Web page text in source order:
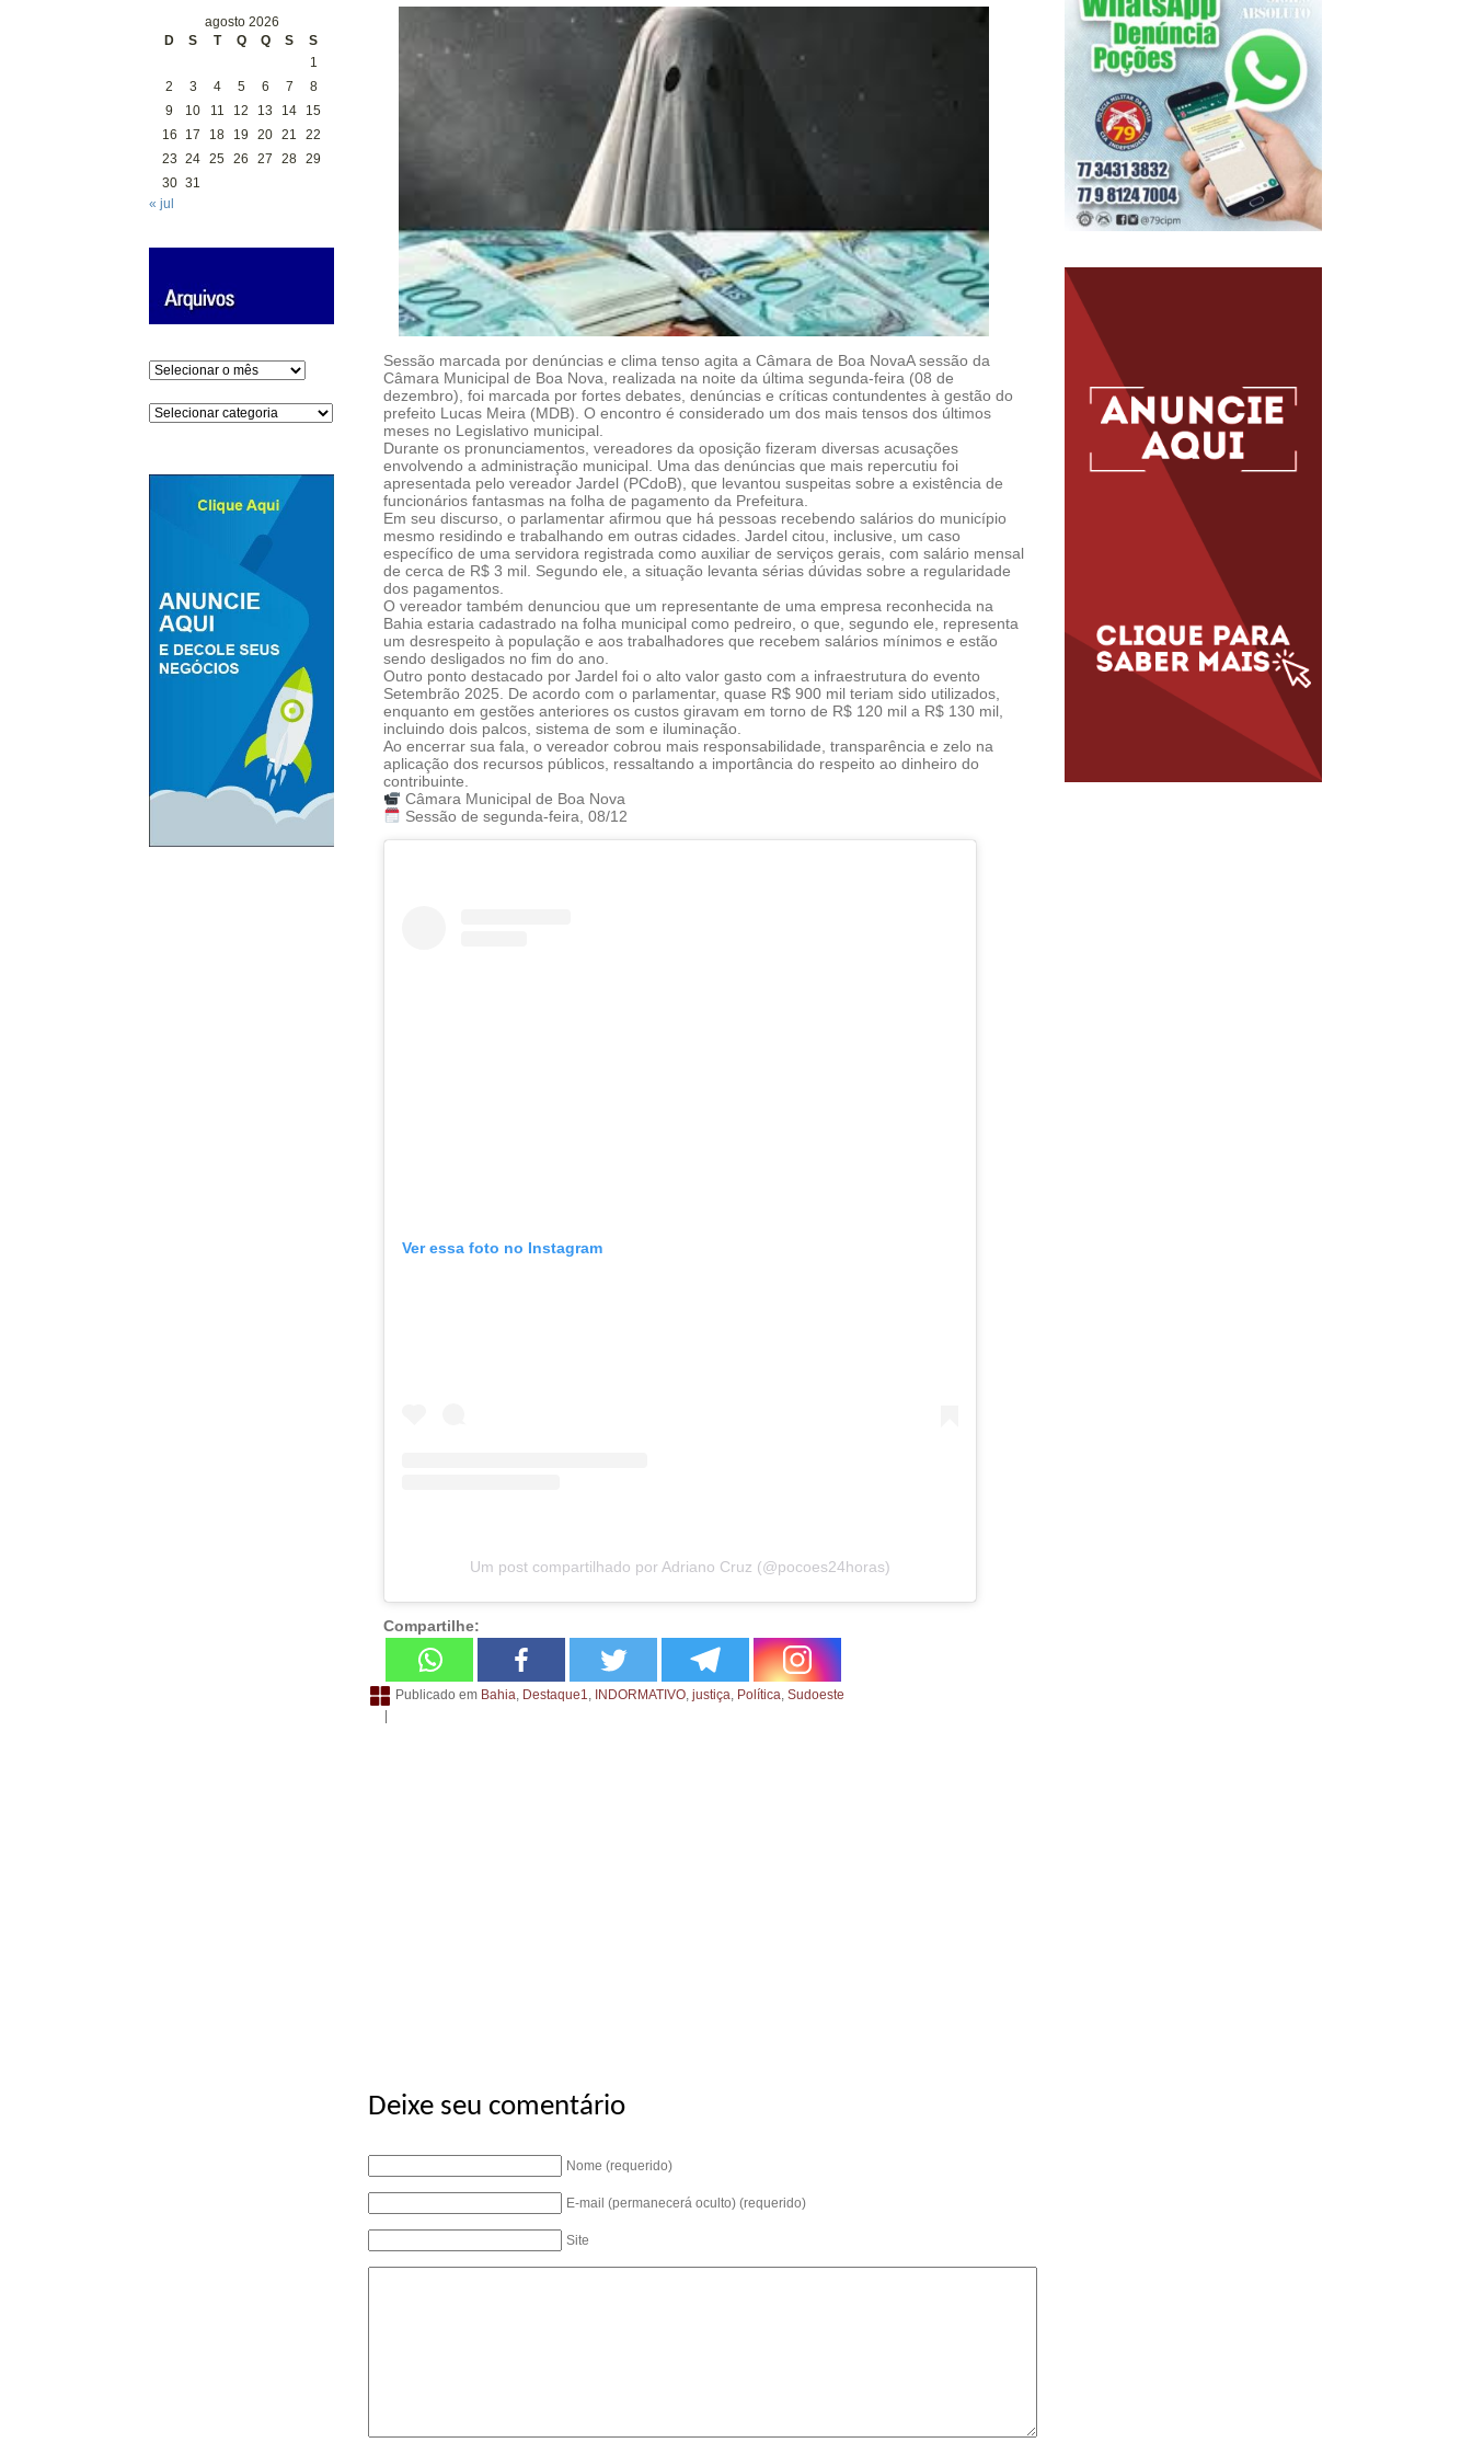
agosto 2026
D
S T Q Q S
S
1
2
3 4 5 6 7
8
9
10 11 12 13 14
15
16
17 18 19 20 21
22
23 24 25 26 27 28 29
30 31
« jul
Arquivos
Categorias
Sessão marcada por denúncias e clima tenso agita a Câmara de Boa NovaA sessão da
Câmara Municipal de Boa Nova, realizada na noite da última segunda-feira (08 de
dezembro), foi marcada por fortes debates, denúncias e críticas contundentes à gestão do
prefeito Lucas Meira (MDB). O encontro é considerado um dos mais tensos dos últimos
meses no Legislativo municipal.
Durante os pronunciamentos, vereadores da oposição fizeram diversas acusações
envolvendo a administração municipal. Uma das denúncias que mais repercutiu foi
apresentada pelo vereador Jardel (PCdoB), que levantou suspeitas sobre a existência de
funcionários fantasmas na folha de pagamento da Prefeitura.
Em seu discurso, o parlamentar afirmou que há pessoas recebendo salários do município
mesmo residindo e trabalhando em outras cidades. Jardel citou, inclusive, um caso
específico de uma servidora registrada como auxiliar de serviços gerais, com salário mensal
de cerca de R$ 3 mil. Segundo ele, a situação levanta sérias dúvidas sobre a regularidade
dos pagamentos.
O vereador também denunciou que um representante de uma empresa reconhecida na
Bahia estaria cadastrado na folha municipal como pedreiro, o que, segundo ele, representa
um desrespeito à população e aos trabalhadores que recebem salários mínimos e estão
sendo desligados no fim do ano.
Outro ponto destacado por Jardel foi o alto valor gasto com a infraestrutura do evento
Setembrão 2025. De acordo com o parlamentar, quase R$ 900 mil teriam sido utilizados,
enquanto em gestões anteriores os custos giravam em torno de R$ 120 mil a R$ 130 mil,
incluindo dois palcos, sistema de som e iluminação.
Ao encerrar sua fala, o vereador cobrou mais responsabilidade, transparência e zelo na
aplicação dos recursos públicos, ressaltando a importância do respeito ao dinheiro do
contribuinte.
Câmara Municipal de Boa Nova
Sessão de segunda-feira, 08/12
Ver essa foto no Instagram
Um post compartilhado por Adriano Cruz (@pocoes24horas)
Compartilhe:
Publicado em Bahia, Destaque1, INDORMATIVO, justiça, Política, Sudoeste
Deixe seu comentário
Nome (requerido)
E-mail (permanecerá oculto) (requerido)
Site